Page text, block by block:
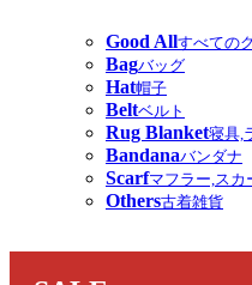
Good Allすべての
Bagバッグ
Hat帽子
Beltベルト
Rug Blanket寝具,
Bandanaバンダナ
Scarfマフラー,スカ
Others古着雑貨